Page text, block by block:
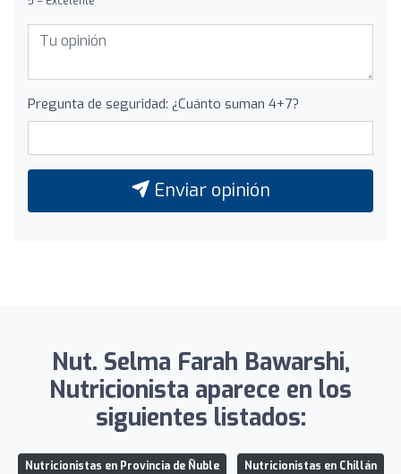
Pregunta de seguridad: ¿Cuánto suman 4+7?
Enviar opinión
Nut. Selma Farah Bawarshi,
Nutricionista aparece en los
siguientes listados:
Nutricionistas en Provincia de Ñuble Nutricionistas en Chillán